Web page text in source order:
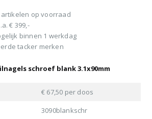
artikelen op voorraad
€ 399,-
binnen 1 werkdag
tacker merken
schroef blank 3.1x90mm
€ 67,50 per doos
3090blankschr